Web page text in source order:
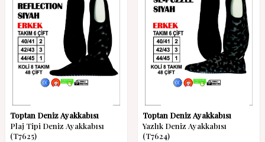
Toptan Deniz Ayakkabısı
Plaj Tipi Deniz Ayakkabısı
(T7625)
Toptan Deniz Ayakkabısı
Yazlık Deniz Ayakkabısı
(T7624)